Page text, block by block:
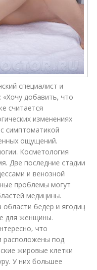
специалист и
добавить, что
считается
изменениях
симптоматикой
ощущений.
Косметология
Две последние стадии
и венозной
проблемы могут
медицины.
бедер и ягодиц
для женщины.
что
расположены под
жировые клетки
У них большее